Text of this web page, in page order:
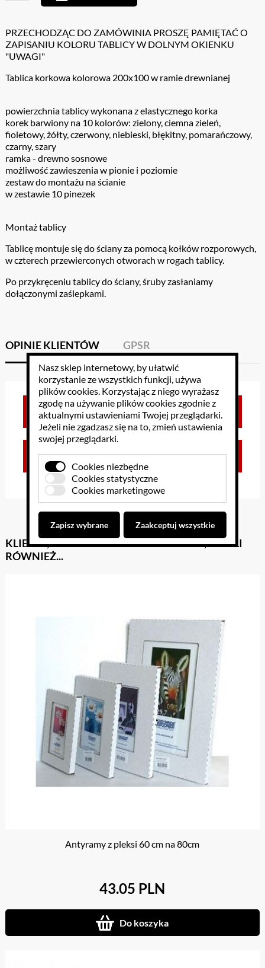
PRZECHODZĄC DO ZAMÓWINIA PROSZĘ PAMIĘTAĆ O
ZAPISANIU KOLORU TABLICY W DOLNYM OKIENKU
"UWAGI"
Tablica korkowa kolorowa 200x100 w ramie drewnianej
powierzchnia tablicy wykonana z elastycznego korka
korek barwiony na 10 kolorów: zielony, ciemna zieleń,
fioletowy, żółty, czerwony, niebieski, błękitny, pomarańczowy,
czarny, szary
ramka - drewno sosnowe
możliwość zawieszenia w pionie i poziomie
zestaw do montażu na ścianie
w zestawie 10 pinezek
Montaż tablicy
Tablicę montuje się do ściany za pomocą kołków rozporowych,
w czterech przewierconych otworach w rogach tablicy.
Po przykręceniu tablicy do ściany, śruby zasłaniamy
dołączonymi zaślepkami.
OPINIE KLIENTÓW GPSR
Brak opinii dla towaru
Zaloguj się, aby dodać opinię
KLIENCI, KTÓRZY KUPILI TEN PRODUKT, KUPILI
RÓWNIEŻ...
Antyramy z pleksi 60 cm na 80cm
43.05 PLN
Do koszyka
Nasz sklep internetowy, by ułatwić
korzystanie ze wszystkich funkcji, używa
plików cookies. Korzystając z niego wyrażasz
zgodę na używanie plików cookies zgodnie z
aktualnymi ustawieniami Twojej przeglądarki.
Jeżeli nie zgadzasz się na to, zmień ustawienia
swojej przeglądarki.
Cookies niezbędne
Cookies statystyczne
Cookies marketingowe
Zapisz wybrane Zaakceptuj wszystkie